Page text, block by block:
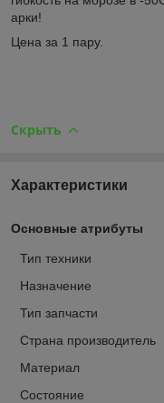
арки!
Цена за 1 пару.
Скрыть
Характеристики
Основные атрибуты
Тип техники
Назначение
Тип запчасти
Страна производитель
Материал
Состояние